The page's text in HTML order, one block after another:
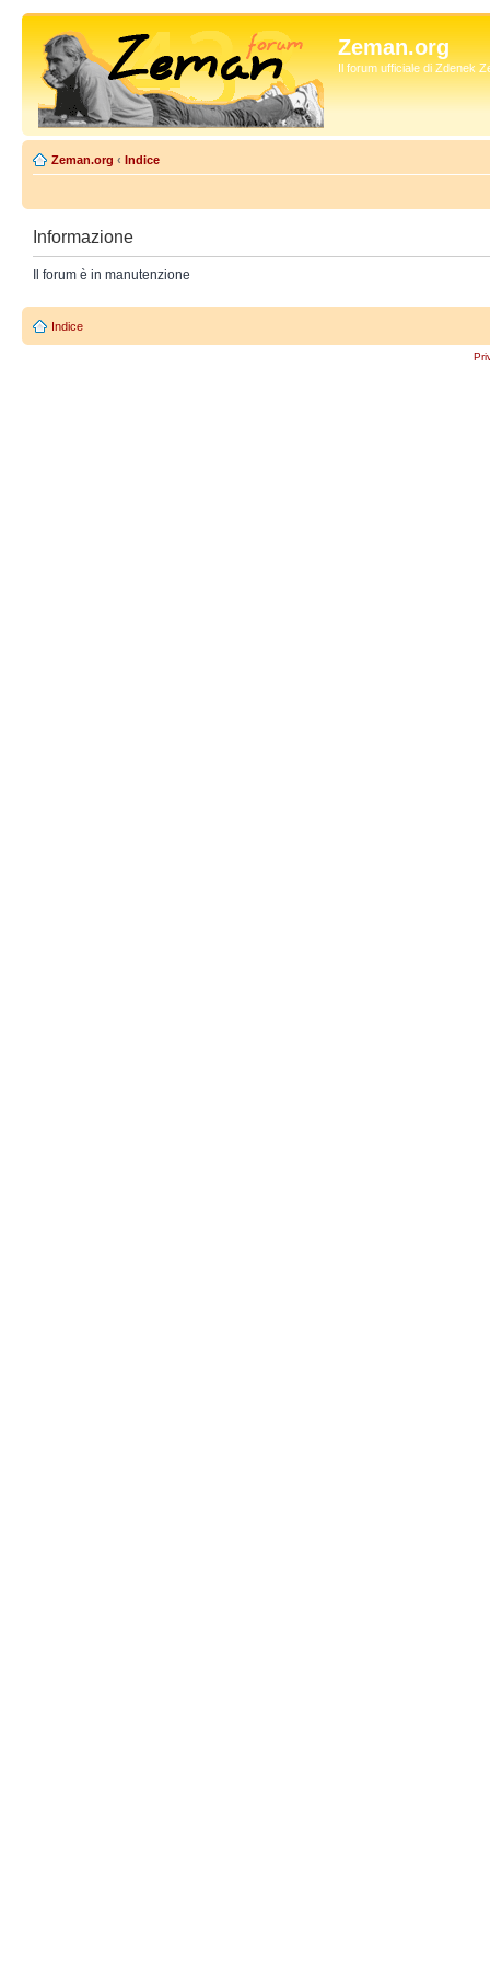
Zeman.org
Il forum ufficiale di Zdenek
Zeman.org ‹ Indice
Informazione
Il forum è in manutenzione
Indice